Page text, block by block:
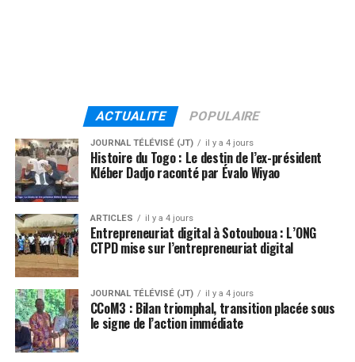
ACTUALITE POPULAIRE
JOURNAL TÉLÉVISÉ (JT) il y a 4 jours
Histoire du Togo : Le destin de l’ex-président
Kléber Dadjo raconté par Évalo Wiyao
ARTICLES il y a 4 jours
Entrepreneuriat digital à Sotouboua : L’ONG
CTPD mise sur l’entrepreneuriat digital
JOURNAL TÉLÉVISÉ (JT) il y a 4 jours
CCoM3 : Bilan triomphal, transition placée sous
le signe de l’action immédiate